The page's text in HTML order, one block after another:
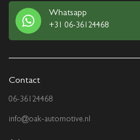
Whatsapp
+31 06-36124468
Contact
06-36124468
info@oak-automotive.nl